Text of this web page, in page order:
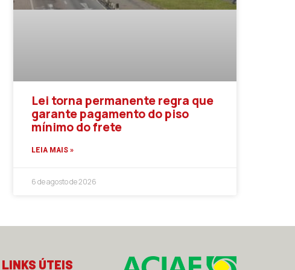
Lei torna permanente regra que
garante pagamento do piso
mínimo do frete
LEIA MAIS »
6 de agosto de 2026
LINKS ÚTEIS